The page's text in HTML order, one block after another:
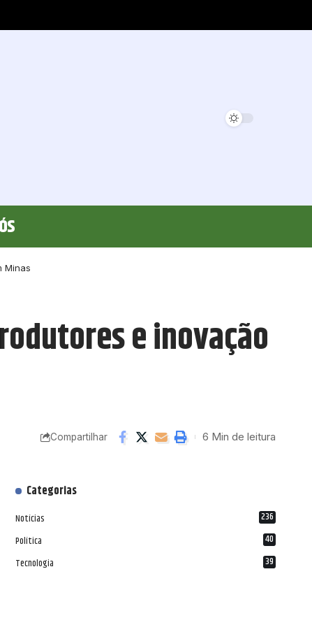
Minas
e inovação
Compartilhar 6 Min de leitura
Categorias
Notícias 236
Política 40
Tecnologia 39